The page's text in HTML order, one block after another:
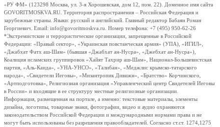
«РУ ФМ» (123298 Москва, ул. 3-я Хорошевская, дом 12, пом. 22). Доменное имя сайта
GOVORITMOSKVA.RU. Территория распространения – Российская Федерация и
зарубежные страны. Языки: русский и английский. Главный редактор Бабаян Роман
Георгиевич. Email: info@govoritmoskva.ru. Номер телефона: +7 (495) 950-62-26
*Экстремистские и террористические организации, запрещенные в Российской
Федерации: «Правый сектор», «Украинская повстанческая армия» (УПА), «ИГИЛ»,
«Джабхат Фатх аш-Шам» (бывшая «Джабхат ан-Нусра», «Джебхат ан-Нусра»),
Коалиция исламских группировок «Хайят Тахрир аш-Шам», Национал-Большевистская
партия, «Аль-Каида», «УНА-УНСО», «Талибан», «Меджлис крымско-татарского
народа», «Свидетели Иеговы», «Мизантропик Дивижн», «Братство» Корчинского,
«Артподготовка», Религиозная организация «Управленческий центр Свидетелей Иеговы
в России» и входящие в ее структуру местные религиозные организации.
Информация, размещенная на портале, а именно: текстовые материалы, элементы
дизайна, логотипы, товарные знаки, фотографии, видео и аудио охраняются
законодательством Российской Федерации и международными нормами права и не
могут быть использованы без разрешения правообладателей. Согласно ст.ст. 1274,1275